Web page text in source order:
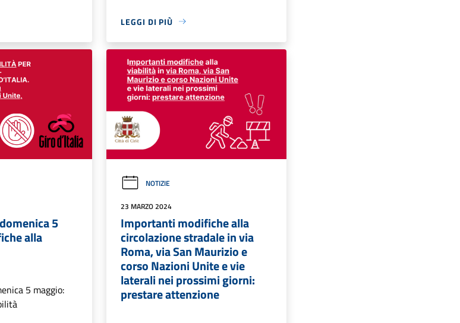
LEGGI DI PIÙ
5
alla
5 maggio:
NOTIZIE
23 MARZO 2024
Importanti modifiche alla
circolazione stradale in via
Roma, via San Maurizio e
corso Nazioni Unite e vie
laterali nei prossimi giorni:
prestare attenzione